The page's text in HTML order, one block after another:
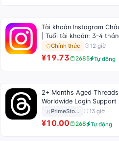
Tài khoản Instagram
| Tuổi tài khoản: 3-4
Chính thức 12 giờ
¥19.73 2685 Tự động
2+ Months Aged
Worldwide Login Support
PrimeSto… 13 giờ
¥10.00 268 Tự động